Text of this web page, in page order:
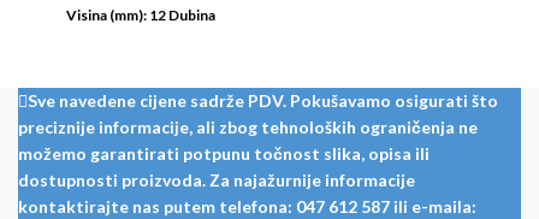
Visina (mm): 12 Dubina
(mm): 170 x 30 x
Sve navedene cijene sadrže PDV. Pokušavamo osigurati što
preciznije informacije, ali zbog tehnoloških ograničenja ne
možemo garantirati potpunu točnost slika, opisa ili
dostupnosti proizvoda. Za najažurnije informacije
kontaktirajte nas putem telefona: 047 612 587 ili e-maila: